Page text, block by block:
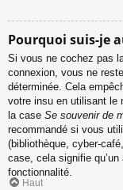
Pourquoi suis-je
Si vous ne cochez pas
connexion, vous ne
déterminée. Cela
votre insu en utilisant le
la case Se souvenir de
recommandé si vous
(bibliothèque, cyber-
case, cela signifie
fonctionnalité.
Haut